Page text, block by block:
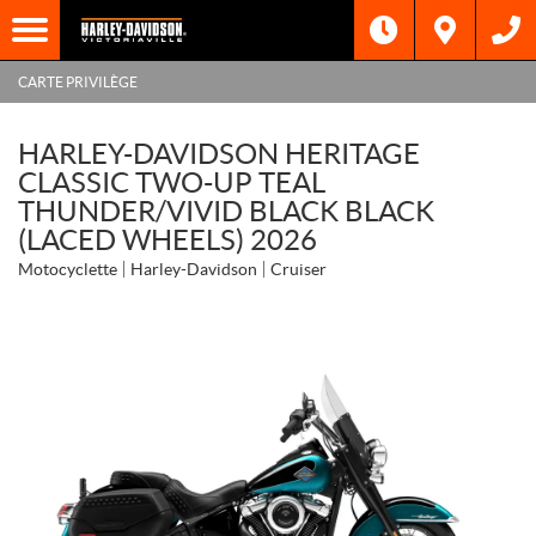
CARTE PRIVILÈGE
HARLEY-DAVIDSON HERITAGE
CLASSIC TWO-UP TEAL
THUNDER/VIVID BLACK BLACK
(LACED WHEELS) 2026
Motocyclette Harley-Davidson Cruiser